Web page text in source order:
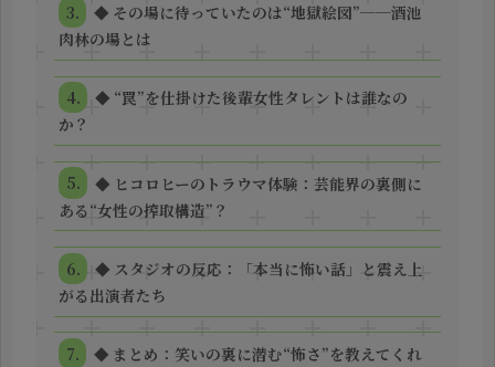
◆ その場に待っていたのは“地獄絵図”──酒池
肉林の場とは
◆ “罠”を仕掛けた後輩女性タレントは誰なの
か？
◆ ヒコロヒーのトラウマ体験：芸能界の裏側に
ある“女性の搾取構造”？
◆ スタジオの反応：「本当に怖い話」と震え上
がる出演者たち
◆ まとめ：笑いの裏に潜む“怖さ”を教えてくれ